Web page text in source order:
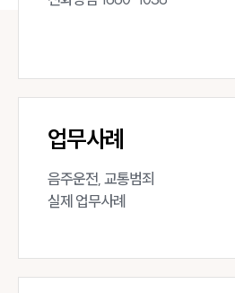
업무사례
음주운전, 교통범죄
실제 업무사례